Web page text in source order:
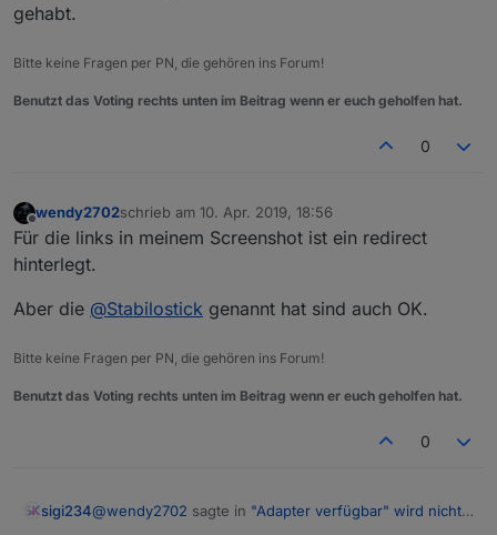
gehabt.
Bitte keine Fragen per PN, die gehören ins Forum!
Benutzt das Voting rechts unten im Beitrag wenn er euch geholfen hat.
0
Offline
wendy2702schrieb am 10. Apr. 2019, 18:56
zuletzt editiert von
Für die links in meinem Screenshot ist ein redirect
hinterlegt.
Aber die @Stabilostick genannt hat sind auch OK.
Bitte keine Fragen per PN, die gehören ins Forum!
Benutzt das Voting rechts unten im Beitrag wenn er euch geholfen hat.
0
sigi234@wendy2702 sagte in "Adapter verfügbar" wird nicht